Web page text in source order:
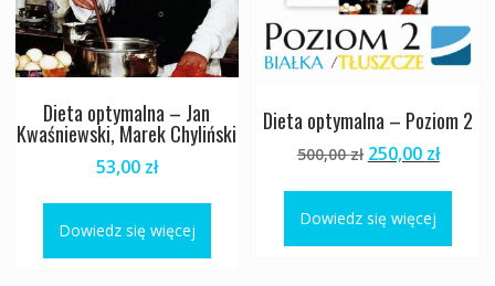
Dieta optymalna – Jan
Kwaśniewski, Marek Chyliński
53,00 zł
Dowiedz się więcej
Dieta optymalna – Poziom 2
500,00zł Pierwotna
500,00 zł.
250,00 zł
Dowiedz się więcej